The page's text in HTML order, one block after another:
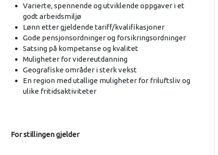
Varierte, spennende og utviklende oppgaver i et
godt arbeidsmiljø
Lønn etter gjeldende tariff/kvalifikasjoner
Gode pensjonsordninger og forsikringsordninger
Satsing på kompetanse og kvalitet
Muligheter for videreutdanning
Geografiske områder i sterk vekst
En region med utallige muligheter for friluftsliv og
ulike fritidsaktiviteter
For stillingen gjelder